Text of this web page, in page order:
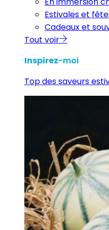
Estivales et
Cadeaux et
Tout voir
Inspirez-moi
Top des saveurs